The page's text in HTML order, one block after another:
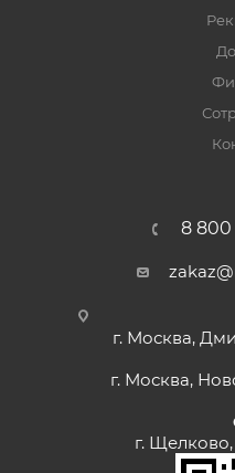
8 800
г. Москва,
г. Москва,
г. Щелково,